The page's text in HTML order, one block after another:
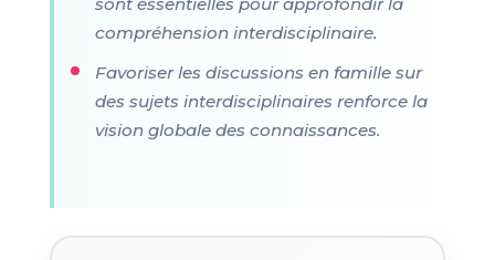
compréhension interdisciplinaire.
Favoriser les discussions en famille sur
des sujets interdisciplinaires renforce la
vision globale des connaissances.